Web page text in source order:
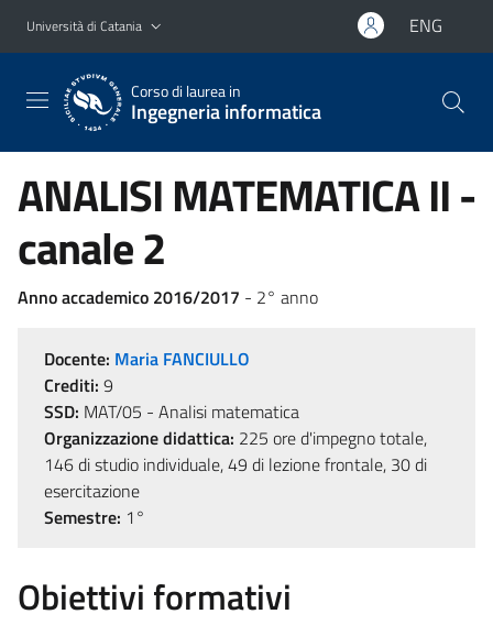
Vai al contenuto principale
Vai al menu di navigazione
Università di Catania ENG
Corso di laurea in
Ingegneria informatica
ANALISI MATEMATICA II -
canale 2
Anno accademico 2016/2017 - 2° anno
Docente: Maria FANCIULLO
Crediti: 9
SSD: MAT/05 - Analisi matematica
Organizzazione didattica: 225 ore d'impegno totale,
146 di studio individuale, 49 di lezione frontale, 30 di
esercitazione
Semestre: 1°
Obiettivi formativi